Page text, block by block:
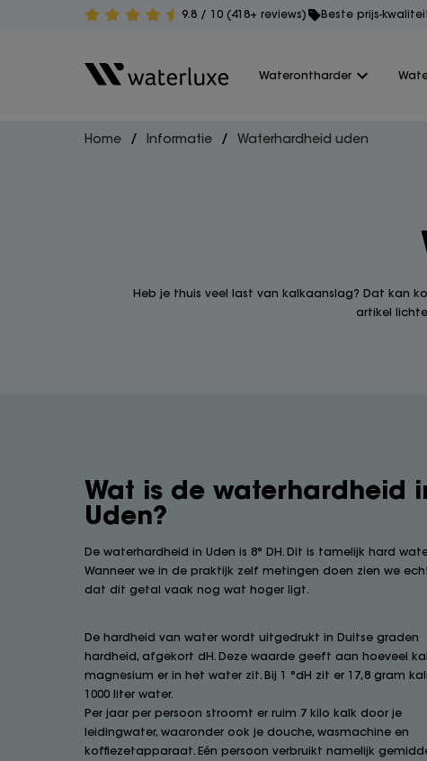
9.8 / 10 (418+ reviews) Beste prijs-
Waterontharder
Home Informatie Waterhardheid uden
Heb je thuis veel last van kalkaanslag? Dat kan
artikel
Wat is de waterhardheid
Uden?
De waterhardheid in Uden is 8° DH. Dit is tamelijk hard
Wanneer we in de praktijk zelf metingen doen zien we
dat dit getal vaak nog wat hoger ligt.
De hardheid van water wordt uitgedrukt in Duitse graden
hardheid, afgekort dH. Deze waarde geeft aan hoeveel
magnesium er in het water zit. Bij 1 °dH zit er 17,8 gram
1000 liter water.
Per jaar per persoon stroomt er ruim 7 kilo kalk door je
leidingwater, waaronder ook je douche, wasmachine en
koffiezetapparaat. Eén persoon verbruikt namelijk